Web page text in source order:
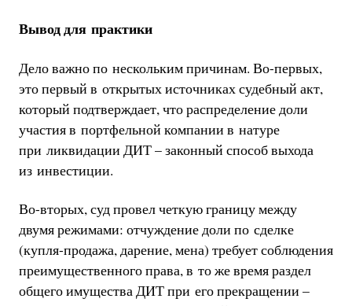
Вывод для практики
Дело важно по нескольким причинам. Во-первых,
это первый в открытых источниках судебный акт,
который подтверждает, что распределение доли
участия в портфельной компании в натуре
при ликвидации ДИТ – законный способ выхода
из инвестиции.
Во-вторых, суд провел четкую границу между
двумя режимами: отчуждение доли по сделке
(купля-продажа, дарение, мена) требует соблюдения
преимущественного права, в то же время раздел
общего имущества ДИТ при его прекращении –